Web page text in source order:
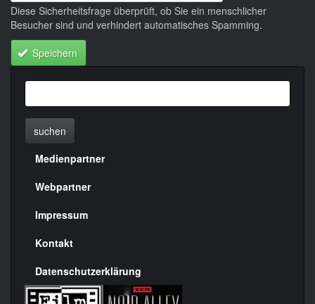
Diese Sicherheitsfrage überprüft, ob Sie ein menschlicher
Besucher sind und verhindert automatisches Spamming.
Speichern
suchen
Menülinks
rechte
Seite
Medienpartner
Webpartner
Impressum
Kontakt
Datenschutzerklärung